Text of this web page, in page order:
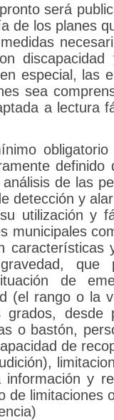
será
de los planes
discapacidad
especial, las
sea
a lectura
definido
de las
detección y
utilización y
municipales
características
que
de
(el rango o la
grados, desde
o bastón,
de
y
de limitaciones